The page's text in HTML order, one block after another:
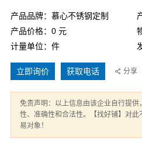
产品品牌：慕心不锈钢定制
产品价格：0 元
计量单位：件
立即询价 获取电话 分享
免责声明：以上信息由该企业自行提
性、准确性和合法性。【找好铺】对
易对象！